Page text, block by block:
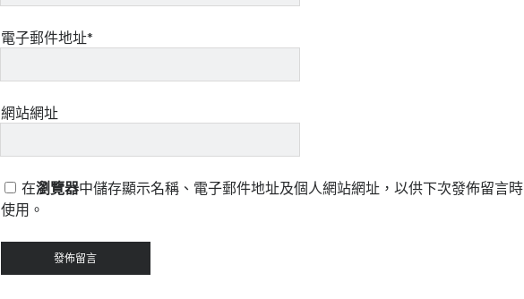
電子郵件地址*
網站網址
在瀏覽器中儲存顯示名稱、電子郵件地址及個人網站網址，以供下次發佈留言時
使用。